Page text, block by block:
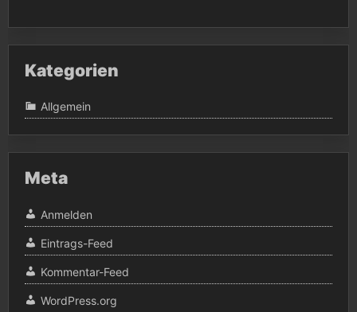
Kategorien
Allgemein
Meta
Anmelden
Eintrags-Feed
Kommentar-Feed
WordPress.org